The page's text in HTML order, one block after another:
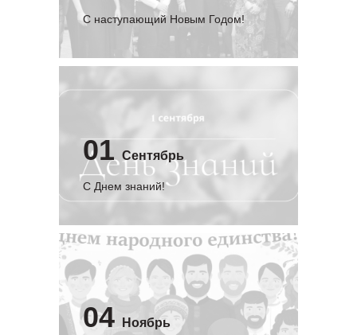
С наступающий Новым Годом!
01 Сентябрь
C Днем знаний!
04 Ноябрь